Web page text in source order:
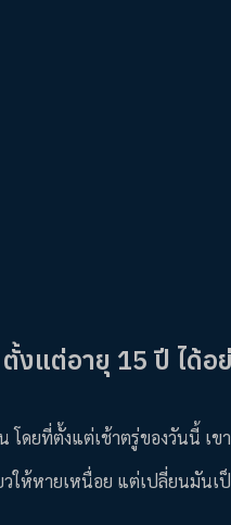
งแต่อายุ 15 ปี ได้อย่
โดยที่ตั้งแต่เช้าตรู่ของวันนี้ เ
ให้หายเหนื่อย แต่เปลี่ยนมัน